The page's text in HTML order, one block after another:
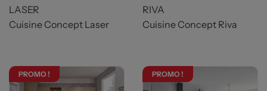
LASER
Cuisine Concept Laser
RIVA
Cuisine Concept Riva
PROMO ! PROMO !